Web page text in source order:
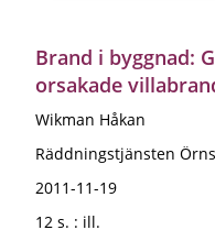
Brand i byggnad:
orsakade
Wikman Håkan
Räddningstjänsten
2011-11-19
12 s. : ill.